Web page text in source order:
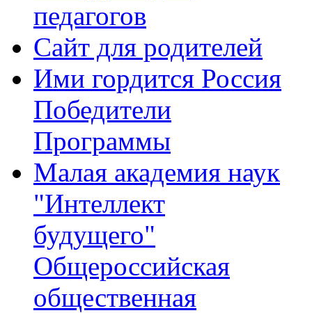
педагогов
Сайт для родителей
Ими гордится Россия
Победители
Программы
Малая академия наук
"Интеллект
будущего"
Общероссийская
общественная